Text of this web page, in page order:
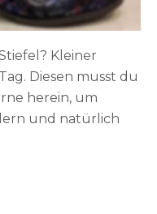
Kleiner
Diesen musst du
herein, um
und natürlich